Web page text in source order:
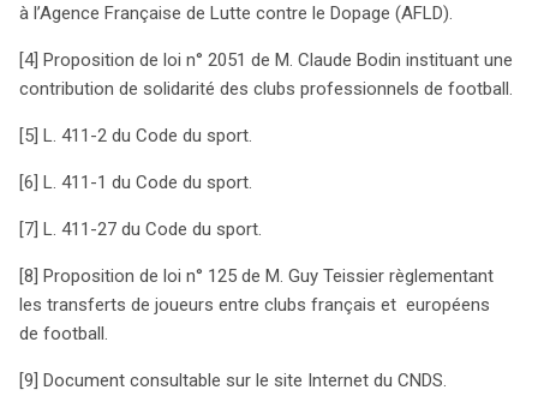
à l’Agence Française de Lutte contre le Dopage (AFLD).
[4] Proposition de loi n° 2051 de M. Claude Bodin instituant une
contribution de solidarité des clubs professionnels de football.
[5] L. 411-2 du Code du sport.
[6] L. 411-1 du Code du sport.
[7] L. 411-27 du Code du sport.
[8] Proposition de loi n° 125 de M. Guy Teissier règlementant
les transferts de joueurs entre clubs français et européens
de football.
[9] Document consultable sur le site Internet du CNDS.